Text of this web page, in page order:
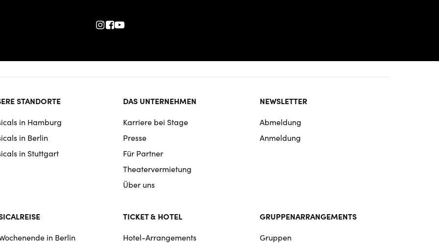
STANDORTE
in Hamburg
in Berlin
in Stuttgart
DAS UNTERNEHMEN
Karriere bei Stage
Presse
Für Partner
Theatervermietung
Über uns
NEWSLETTER
Abmeldung
Anmeldung
in Berlin
TICKET & HOTEL
Hotel-Arrangements
GRUPPENARRANGEMENTS
Gruppen